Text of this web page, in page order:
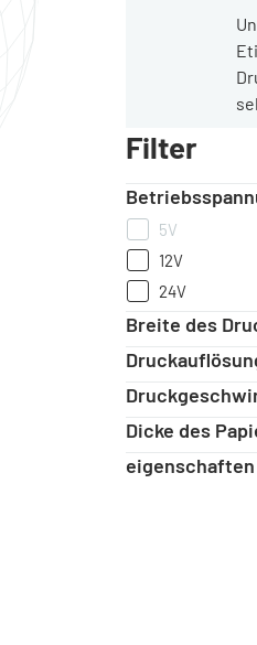
Unser
Sortiment
Hochleistungs-
Filter
5V
12V
24V
Breite des
Dicke des
eigenschaften